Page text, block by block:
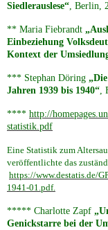
Siedlerauslese“, Berlin,
** Maria Fiebrandt
Einbeziehung
Kontext der
*** Stephan Döring
Jahren 1939 bis 1940“,
**** http://
statistik.pdf
Eine Statistik zum
veröffentlichte das
https://www.destatis.de/
1941-01.pdf.
***** Charlotte Zapf
Genickstarre bei der